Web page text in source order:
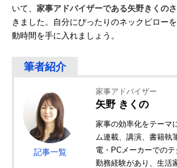
いて、 家事アドバイザーである矢野きくの
きました。自分にぴったりのネックピロー
動時間を手に入れましょう。
記事一覧
家事アドバイザー
矢野 きくの
家事の効率化をテーマ
ム連載、講演、書籍執
電・PCメーカーでの
勤務経験があり、生活